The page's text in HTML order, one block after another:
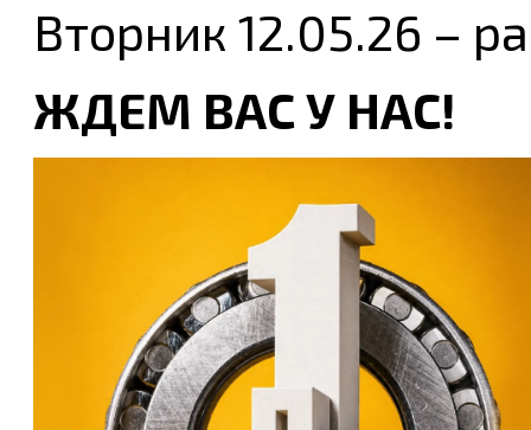
Вторник 12.05.26 –
ЖДЕМ ВАС У НАС!